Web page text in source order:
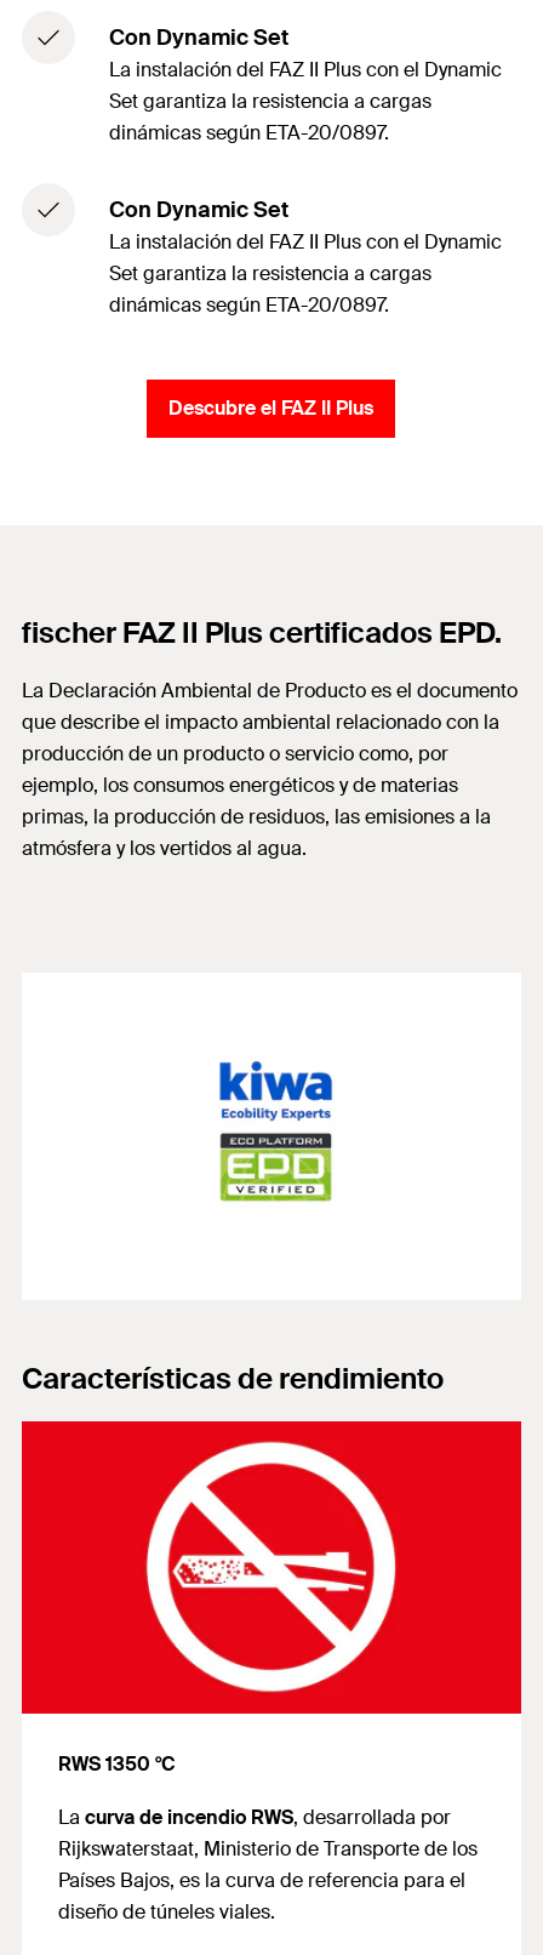
Con Dynamic Set
La instalación del FAZ II Plus con el Dynamic
Set garantiza la resistencia a cargas
dinámicas según ETA-20/0897.
Con Dynamic Set
La instalación del FAZ II Plus con el Dynamic
Set garantiza la resistencia a cargas
dinámicas según ETA-20/0897.
Descubre el FAZ II Plus
fischer FAZ II Plus certificados EPD.
La Declaración Ambiental de Producto es el documento
que describe el impacto ambiental relacionado con la
producción de un producto o servicio como, por
ejemplo, los consumos energéticos y de materias
primas, la producción de residuos, las emisiones a la
atmósfera y los vertidos al agua.
Características de rendimiento
RWS 1350 °C
La curva de incendio RWS, desarrollada por
Rijkswaterstaat, Ministerio de Transporte de los
Países Bajos, es la curva de referencia para el
diseño de túneles viales.